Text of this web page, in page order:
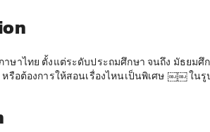
ษาไทย ตั้งแต่ระดับประถมศึกษา จนถึง มัธยมศึ
หรือต้องการให้สอนเรื่องไหนเป็นพิเศษ ￼￼ ใน